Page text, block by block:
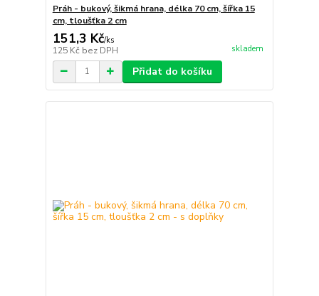
Práh - bukový, šikmá hrana, délka 70 cm, šířka 15
cm, tloušťka 2 cm
151,3 Kč/ks
125 Kč bez DPH skladem
Přidat do košíku